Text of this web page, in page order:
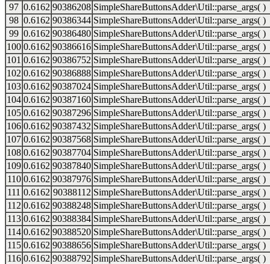
97 0.6162 90386208 SimpleShareButtonsAdder\Util::parse_args( )
98 0.6162 90386344 SimpleShareButtonsAdder\Util::parse_args( )
99 0.6162 90386480 SimpleShareButtonsAdder\Util::parse_args( )
100 0.6162 90386616 SimpleShareButtonsAdder\Util::parse_args( )
101 0.6162 90386752 SimpleShareButtonsAdder\Util::parse_args( )
102 0.6162 90386888 SimpleShareButtonsAdder\Util::parse_args( )
103 0.6162 90387024 SimpleShareButtonsAdder\Util::parse_args( )
104 0.6162 90387160 SimpleShareButtonsAdder\Util::parse_args( )
105 0.6162 90387296 SimpleShareButtonsAdder\Util::parse_args( )
106 0.6162 90387432 SimpleShareButtonsAdder\Util::parse_args( )
107 0.6162 90387568 SimpleShareButtonsAdder\Util::parse_args( )
108 0.6162 90387704 SimpleShareButtonsAdder\Util::parse_args( )
109 0.6162 90387840 SimpleShareButtonsAdder\Util::parse_args( )
110 0.6162 90387976 SimpleShareButtonsAdder\Util::parse_args( )
111 0.6162 90388112 SimpleShareButtonsAdder\Util::parse_args( )
112 0.6162 90388248 SimpleShareButtonsAdder\Util::parse_args( )
113 0.6162 90388384 SimpleShareButtonsAdder\Util::parse_args( )
114 0.6162 90388520 SimpleShareButtonsAdder\Util::parse_args( )
115 0.6162 90388656 SimpleShareButtonsAdder\Util::parse_args( )
116 0.6162 90388792 SimpleShareButtonsAdder\Util::parse_args( )